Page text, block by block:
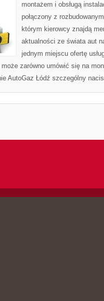
montażem i obsługą
połączony z
którym kierowcy znajdą
aktualności ze świata aut
jednym miejscu ofertę
zarówno umówić się na
AutoGaz Łódź szczególny